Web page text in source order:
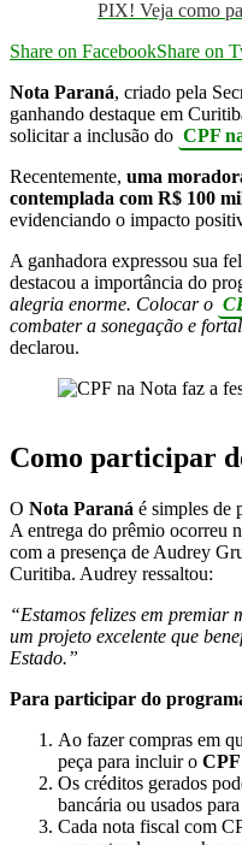
PIX! Veja como
Share on FacebookShare on
Nota Paraná, criado pela
ganhando destaque em
solicitar a inclusão do CPF
Recentemente, uma
contemplada com R$ 100
evidenciando o impacto
A ganhadora expressou sua
destacou a importância do
alegria enorme. Colocar o
combater a sonegação e
declarou.
Como participar
O Nota Paraná é simples de
A entrega do prêmio ocorreu
com a presença de Audrey
Curitiba. Audrey ressaltou:
“Estamos felizes em
um projeto excelente que
Estado.”
Para participar do
Ao fazer compras em
peça para incluir o
Os créditos gerados
bancária ou usados
Cada nota fiscal com